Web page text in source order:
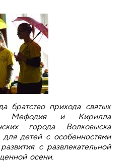
братство прихода святых
Мефодия и Кирилла
города Волковыска
для детей с особенностями
с развлекательной
осени.